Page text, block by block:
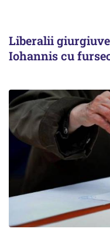
Liberalii
Iohannis cu